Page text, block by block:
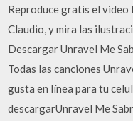
Reproduce gratis el video
Claudio, y mira las
Descargar Unravel Me
Todas las canciones
gusta en línea para tu
descargarUnravel Me